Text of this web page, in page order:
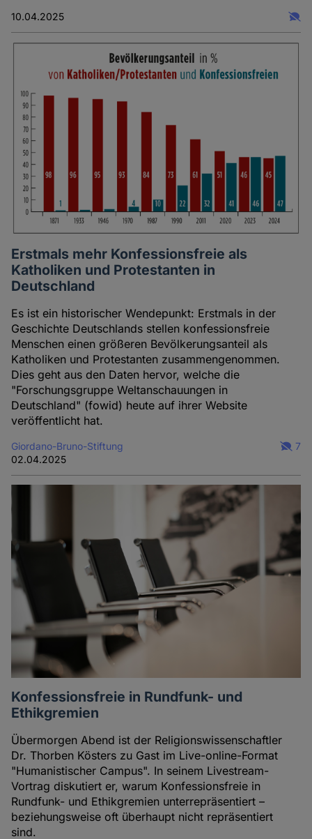
10.04.2025
Erstmals mehr Konfessionsfreie als
Katholiken und Protestanten in
Deutschland
Es ist ein historischer Wendepunkt: Erstmals in der
Geschichte Deutschlands stellen konfessionsfreie
Menschen einen größeren Bevölkerungsanteil als
Katholiken und Protestanten zusammengenommen.
Dies geht aus den Daten hervor, welche die
"Forschungsgruppe Weltanschauungen in
Deutschland" (fowid) heute auf ihrer Website
veröffentlicht hat.
Giordano-Bruno-Stiftung
02.04.2025
7
Konfessionsfreie in Rundfunk- und
Ethikgremien
Übermorgen Abend ist der Religionswissenschaftler
Dr. Thorben Kösters zu Gast im Live-online-Format
"Humanistischer Campus". In seinem Livestream-
Vortrag diskutiert er, warum Konfessionsfreie in
Rundfunk- und Ethikgremien unterrepräsentiert –
beziehungsweise oft überhaupt nicht repräsentiert
sind.